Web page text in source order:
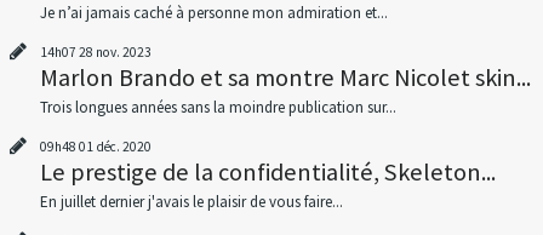
Je n’ai jamais caché à personne mon admiration et...
14h07 28 nov. 2023
Marlon Brando et sa montre Marc Nicolet skin...
Trois longues années sans la moindre publication sur...
09h48 01 déc. 2020
Le prestige de la confidentialité, Skeleton...
En juillet dernier j'avais le plaisir de vous faire...